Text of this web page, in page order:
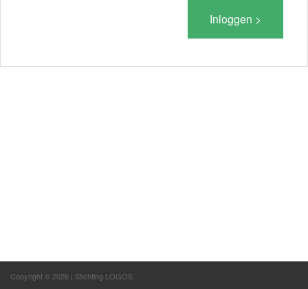
Inloggen >
Copyright © 2026 | Stichting LOGOS